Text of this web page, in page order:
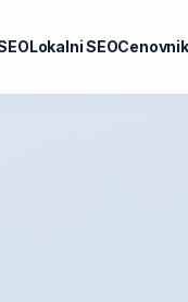
Lokalni SEOCenovnik